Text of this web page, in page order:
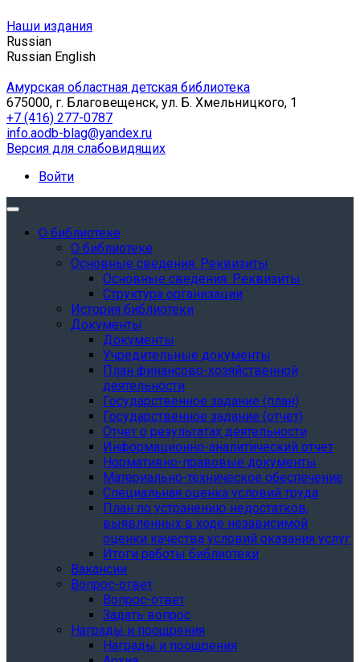
Наши издания
Russian
Russian English
Амурская областная детская библиотека
675000, г. Благовещенск, ул. Б. Хмельницкого, 1
+7 (416) 277-0787
info.aodb-blag@yandex.ru
Версия для слабовидящих
Войти
О библиотеке
О библиотеке
Основные сведения. Реквизиты
Основные сведения. Реквизиты
Структура организации
История библиотеки
Документы
Документы
Учредительные документы
План финансово-хозяйственной
деятельности
Государственное задание (план)
Государственное задание (отчет)
Отчет о результатах деятельности
Информационно-аналитический отчет
Нормативно-правовые документы
Материально-техническое обеспечение
Специальная оценка условий труда
План по устранению недостатков,
выявленных в ходе независимой
оценки качества условий оказания услуг
Итоги работы библиотеки
Вакансии
Вопрос-ответ
Вопрос-ответ
Задать вопрос
Награды и поощрения
Награды и поощрения